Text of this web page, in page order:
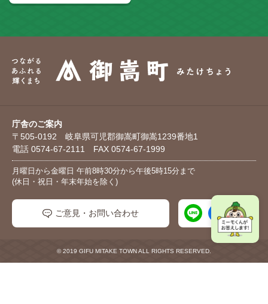
庁舎のご案内
〒505-0192 岐阜県可児郡御嵩町御嵩1239番地1
電話 0574-67-2111 FAX 0574-67-1999
月曜日から金曜日 午前8時30分から午後5時15分まで
(休日・祝日・年末年始を除く)
ご意見・お問い合わせ
© 2019 GIFU MITAKE TOWN ALL RIGHTS RESERVED.